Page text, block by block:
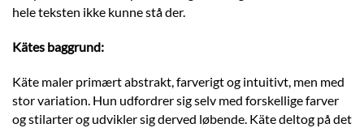
hele teksten ikke kunne stå der.
Kätes baggrund:
Käte maler primært abstrakt, farverigt og intuitivt, men med
stor variation. Hun udfordrer sig selv med forskellige farver
og stilarter og udvikler sig derved løbende. Käte deltog på det